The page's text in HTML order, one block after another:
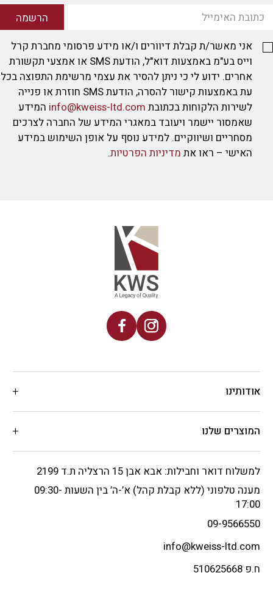
הרשמה
אני מאשר/ת קבלת דיוורים ו/או מידע פרסומי מחברת קרל
וייס בע"מ באמצעות דוא"ל, הודעת SMS או אמצעי תקשורת
אחרים. ידוע לי כי ניתן להסיר את עצמי מרשימת התפוצה בכל
עת באמצעות קישור להסרה, הודעת SMS חוזרת או פנייה
לשירות הלקוחות בכתובת info@kweiss-ltd.com המידע
שאמסור יישמר ויעובד במאגרי המידע של החברה לצרכים
מסחריים ושיווקיים. למידע נוסף על אופן השימוש במידע
האישי – ראו את מדיניות הפרטיות.
אודותינו
המוצרים שלנו
למשלוח דואר וחבילות: אבא אבן 15 הרצליה ת.ד 2199
מענה טלפוני (ללא קבלת קהל) א’-ה’ בין השעות 09:30-
17:00
09-9566550
info@kweiss-ltd.com
ח.פ 510625668